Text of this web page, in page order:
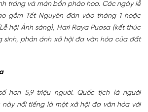
tráng và màn bắn pháo hoa. Các ngày lễ
gồm Tết Nguyên đán vào tháng 1 hoặc
hội Ánh sáng), Hari Raya Puasa (kết thúc
sinh, phản ánh xã hội đa văn hóa của đất
hơn 5,9 triệu người. Quốc tịch là người
này nổi tiếng là một xã hội đa văn hóa với